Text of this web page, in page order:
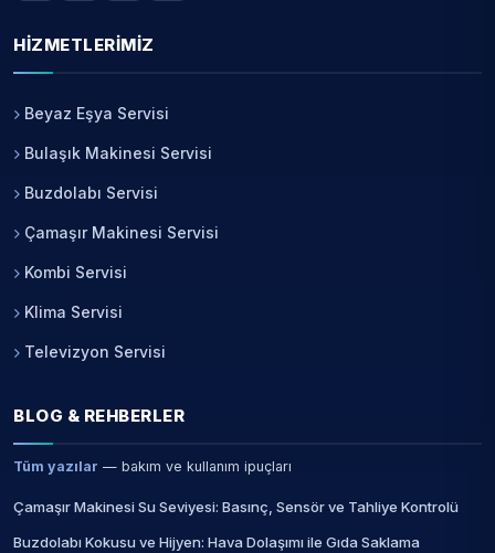
HIZMETLERIMIZ
Beyaz Eşya Servisi
Bulaşık Makinesi Servisi
Buzdolabı Servisi
Çamaşır Makinesi Servisi
Kombi Servisi
Klima Servisi
Televizyon Servisi
BLOG & REHBERLER
Tüm yazılar — bakım ve kullanım ipuçları
Çamaşır Makinesi Su Seviyesi: Basınç, Sensör ve Tahliye Kontrolü
Buzdolabı Kokusu ve Hijyen: Hava Dolaşımı ile Gıda Saklama